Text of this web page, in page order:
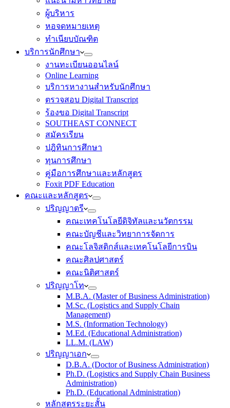
ผู้บริหาร
หอจดหมายเหตุ
ทำเนียบบัณฑิต
บริการนักศึกษา
งานทะเบียนออนไลน์
Online Learning
บริการหางานสำหรับนักศึกษา
ตรวจสอบ Digital Transcript
ร้องขอ Digital Transcript
SOUTHEAST CONNECT
สมัครเรียน
ปฎิทินการศึกษา
ทุนการศึกษา
คู่มือการศึกษาและหลักสูตร
Foxit PDF Education
คณะและหลักสูตร
ปริญญาตรี
คณะเทคโนโลยีดิจิทัลและนวัตกรรม
คณะบัญชีและวิทยาการจัดการ
คณะโลจิสติกส์และเทคโนโลยีการบิน
คณะศิลปศาสตร์
คณะนิติศาสตร์
ปริญญาโท
M.B.A. (Master of Business Administration)
M.Sc. (Logistics and Supply Chain
Management)
M.S. (Information Technology)
M.Ed. (Educational Administration)
LL.M. (LAW)
ปริญญาเอก
D.B.A. (Doctor of Business Administration)
Ph.D. (Logistics and Supply Chain Business
Administration)
Ph.D. (Educational Administration)
หลักสูตรระยะสั้น